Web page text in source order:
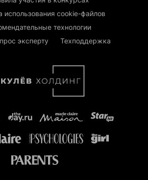
использования cookie-файлов
технологии
эксперту
Техподдержка